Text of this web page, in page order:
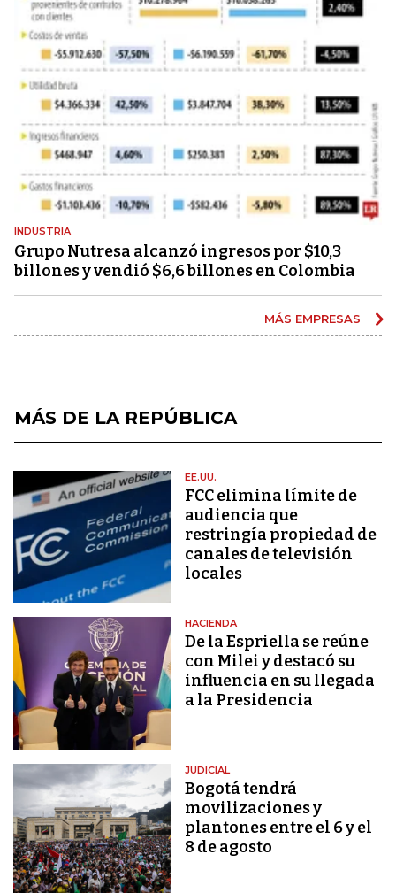
INDUSTRIA
Grupo Nutresa alcanzó ingresos por $10,3
billones y vendió $6,6 billones en Colombia
MÁS EMPRESAS
MÁS DE LA REPÚBLICA
EE.UU.
FCC elimina límite de
audiencia que
restringía propiedad de
canales de televisión
locales
HACIENDA
De la Espriella se reúne
con Milei y destacó su
influencia en su llegada
a la Presidencia
JUDICIAL
Bogotá tendrá
movilizaciones y
plantones entre el 6 y el
8 de agosto